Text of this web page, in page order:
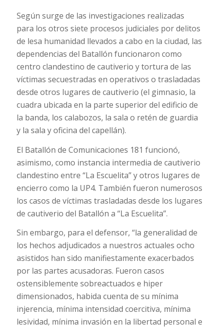
Según surge de las investigaciones realizadas
para los otros siete procesos judiciales por delitos
de lesa humanidad llevados a cabo en la ciudad, las
dependencias del Batallón funcionaron como
centro clandestino de cautiverio y tortura de las
víctimas secuestradas en operativos o trasladadas
desde otros lugares de cautiverio (el gimnasio, la
cuadra ubicada en la parte superior del edificio de
la banda, los calabozos, la sala o retén de guardia
y la sala y oficina del capellán).
El Batallón de Comunicaciones 181 funcionó,
asimismo, como instancia intermedia de cautiverio
clandestino entre “La Escuelita” y otros lugares de
encierro como la UP4. También fueron numerosos
los casos de víctimas trasladadas desde los lugares
de cautiverio del Batallón a “La Escuelita”.
Sin embargo, para el defensor, “la generalidad de
los hechos adjudicados a nuestros actuales ocho
asistidos han sido manifiestamente exacerbados
por las partes acusadoras. Fueron casos
ostensiblemente sobreactuados e hiper
dimensionados, habida cuenta de su mínima
injerencia, mínima intensidad coercitiva, mínima
lesividad, mínima invasión en la libertad personal e